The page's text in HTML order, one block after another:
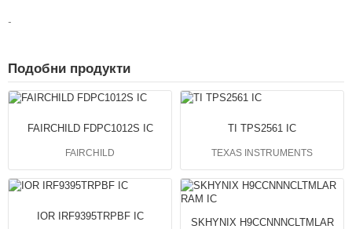
-
Подобни продукти
FAIRCHILD FDPC1012S IC
FAIRCHILD
TI TPS2561 IC
TEXAS INSTRUMENTS
IOR IRF9395TRPBF IC
SKHYNIX H9CCNNNCLTMLAR